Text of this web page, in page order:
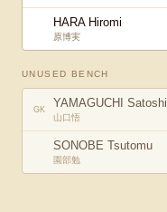
HARA Hiromi
原博実
UNUSED BENCH
GK YAMAGUCHI Satoshi
山口悟
SONOBE Tsutomu
園部勉